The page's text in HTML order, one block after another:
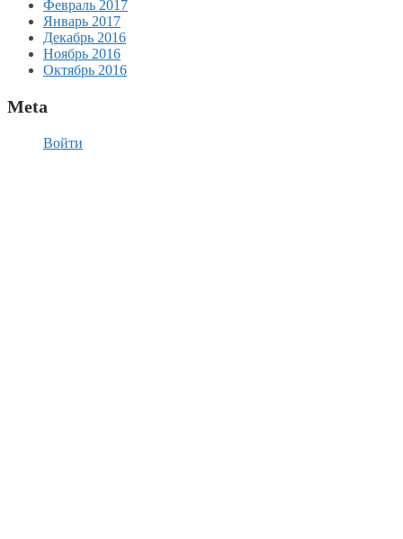
Февраль 2017
Январь 2017
Декабрь 2016
Ноябрь 2016
Октябрь 2016
Meta
Войти